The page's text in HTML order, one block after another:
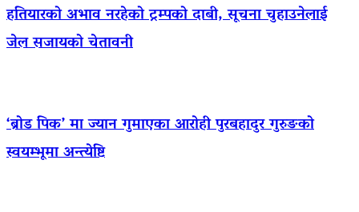
हतियारको अभाव नरहेको ट्रम्पको दाबी, सूचना चुहाउनेलाई
जेल सजायको चेतावनी
‘ब्रोड पिक’ मा ज्यान गुमाएका आराेही पुरबहादुर गुरुङको
स्वयम्भूमा अन्त्येष्टि